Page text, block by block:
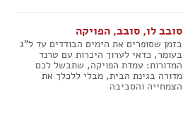
סובב לו, סובב, הפויקה
בזמן שסופרים את הימים הבודדים עד ל"ג
בעומר, כדאי לערוך היכרות עם טרנד
המדורות: עמדת הפויקה, שתבשל לכם
מדורה בגינת הבית, מבלי ללכלך את
הצמחייה והסביבה